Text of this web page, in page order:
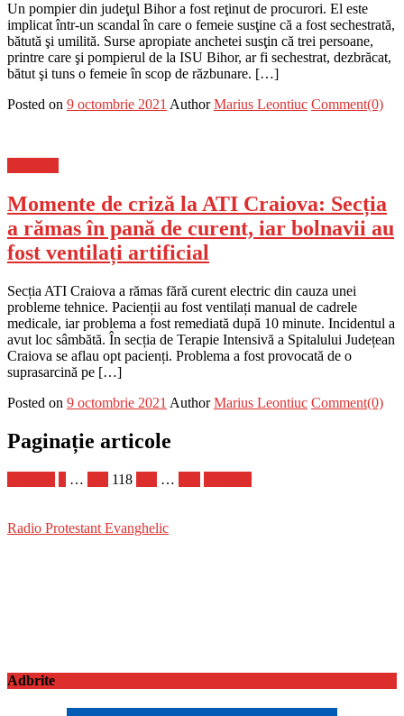
Un pompier din judeţul Bihor a fost reţinut de procurori. El este
implicat într-un scandal în care o femeie susţine că a fost sechestrată,
bătută şi umilită. Surse apropiate anchetei susţin că trei persoane,
printre care şi pompierul de la ISU Bihor, ar fi sechestrat, dezbrăcat,
bătut şi tuns o femeie în scop de răzbunare. […]
Posted on 9 octombrie 2021 Author Marius Leontiuc Comment(0)
Momente de criză la ATI Craiova: Secția
a rămas în pană de curent, iar bolnavii au
fost ventilați artificial
Secția ATI Craiova a rămas fără curent electric din cauza unei
probleme tehnice. Pacienții au fost ventilați manual de cadrele
medicale, iar problema a fost remediată după 10 minute. Incidentul a
avut loc sâmbătă. În secția de Terapie Intensivă a Spitalului Județean
Craiova se aflau opt pacienți. Problema a fost provocată de o
suprasarcină pe […]
Posted on 9 octombrie 2021 Author Marius Leontiuc Comment(0)
Paginație articole
… 118 …
Radio Protestant Evanghelic
Adbrite